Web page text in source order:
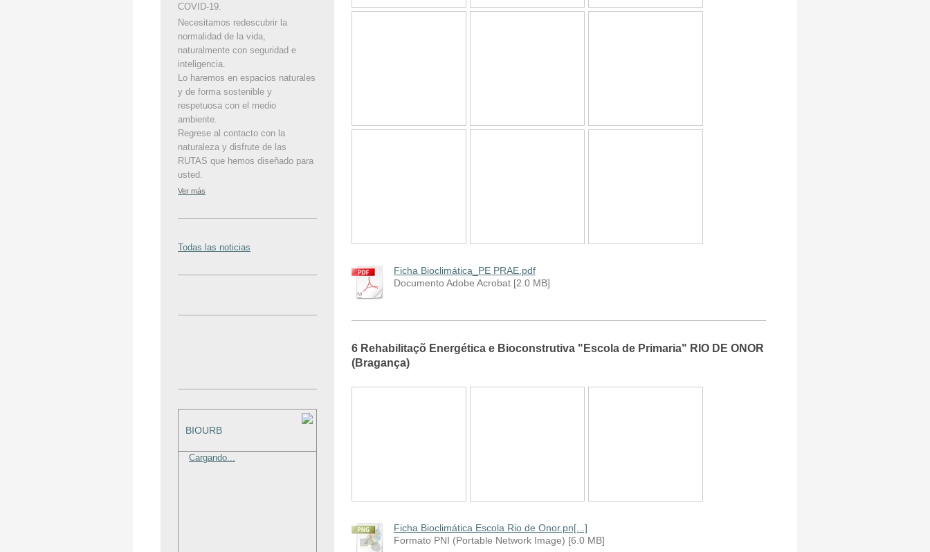
Ficha Bioclimática_PE PRAE.pdf
Documento Adobe Acrobat [2.0 MB]
6 Rehabilitaçõ Energética e Bioconstrutiva "Escola de Primaria" RIO DE ONOR
(Bragança)
Ficha Bioclimática Escola Rio de Onor.pn[...]
Formato PNI (Portable Network Image) [6.0 MB]
COVID-19.
Necesitamos redescubrir la
normalidad de la vida,
naturalmente con seguridad e
inteligencia.
Lo haremos en espacios naturales
y de forma sostenible y
respetuosa con el medio
ambiente.
Regrese al contacto con la
naturaleza y disfrute de las
RUTAS que hemos diseñado para
usted.
Ver más
Todas las noticias
BIOURB
Cargando...